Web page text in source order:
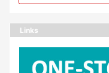
Links